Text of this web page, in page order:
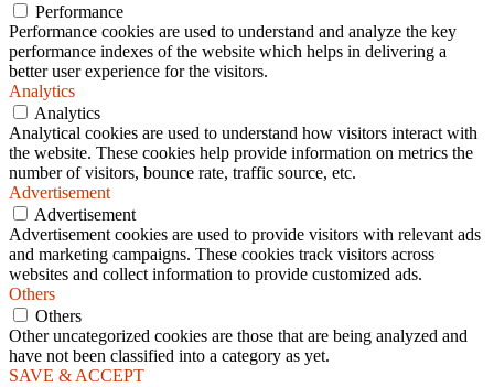
Performance
Performance cookies are used to understand and analyze the key
performance indexes of the website which helps in delivering a
better user experience for the visitors.
Analytics
Analytics
Analytical cookies are used to understand how visitors interact with
the website. These cookies help provide information on metrics the
number of visitors, bounce rate, traffic source, etc.
Advertisement
Advertisement
Advertisement cookies are used to provide visitors with relevant ads
and marketing campaigns. These cookies track visitors across
websites and collect information to provide customized ads.
Others
Others
Other uncategorized cookies are those that are being analyzed and
have not been classified into a category as yet.
SAVE & ACCEPT